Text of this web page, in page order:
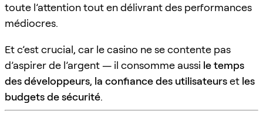
toute l’attention tout en délivrant des performances
médiocres.
Et c’est crucial, car le casino ne se contente pas
d’aspirer de l’argent — il consomme aussi le temps
des développeurs, la confiance des utilisateurset les
budgets de sécurité.